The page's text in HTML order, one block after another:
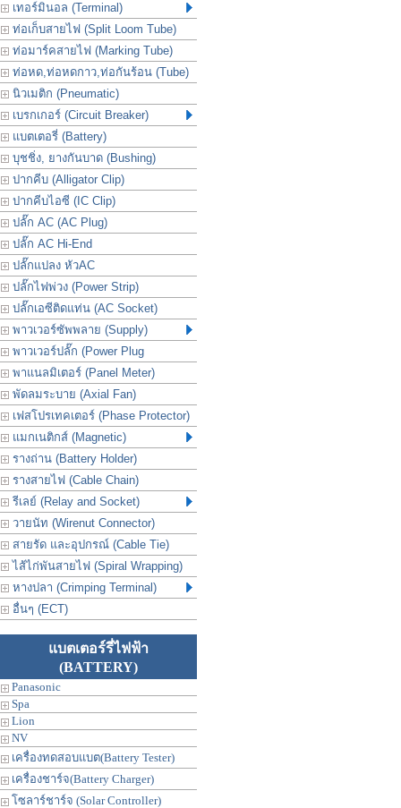
เทอร์มินอล (Terminal)
ท่อเก็บสายไฟ (Split Loom Tube)
ท่อมาร์คสายไฟ (Marking Tube)
ท่อหด,ท่อหดกาว,ท่อกันร้อน (Tube)
นิวเมติก (Pneumatic)
เบรกเกอร์ (Circuit Breaker)
แบตเตอรี่ (Battery)
บุชชิ่ง, ยางกันบาด (Bushing)
ปากคีบ (Alligator Clip)
ปากคีบไอซี (IC Clip)
ปลั๊ก AC (AC Plug)
ปลั๊ก AC Hi-End
ปลั๊กแปลง หัวAC
ปลั๊กไฟพ่วง (Power Strip)
ปลั๊กเอซีติดแท่น (AC Socket)
พาวเวอร์ซัพพลาย (Supply)
พาวเวอร์ปลั๊ก (Power Plug
พาแนลมิเตอร์ (Panel Meter)
พัดลมระบาย (Axial Fan)
เฟสโปรเทคเตอร์ (Phase Protector)
แมกเนติกส์ (Magnetic)
รางถ่าน (Battery Holder)
รางสายไฟ (Cable Chain)
รีเลย์ (Relay and Socket)
วายนัท (Wirenut Connector)
สายรัด และอุปกรณ์ (Cable Tie)
ไส้ไก่พันสายไฟ (Spiral Wrapping)
หางปลา (Crimping Terminal)
อื่นๆ (ECT)
แบตเตอร์รี่ไฟฟ้า
(BATTERY)
Panasonic
Spa
Lion
NV
เครื่องทดสอบแบต(Battery Tester)
เครื่องชาร์จ(Battery Charger)
โซลาร์ชาร์จ (Solar Controller)